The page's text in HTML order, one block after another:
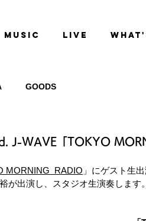
MUSIC LIVE
GOODS
J-WAVE「TOKYO
MORNING  RADIO 」にゲスト生
が出演し、スタジオ生演奏します